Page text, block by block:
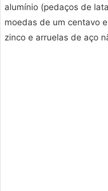
alumínio (pedaços de
moedas de um centavo
zinco e arruelas de aço